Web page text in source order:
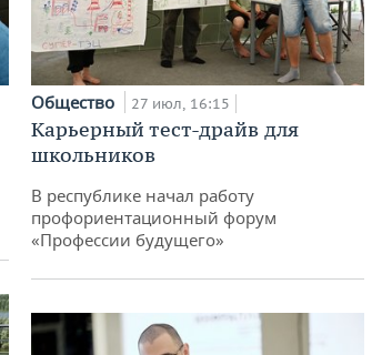
Общество 27 июл, 16:15
Карьерный тест-драйв для
школьников
В республике начал работу
профориентационный форум
«Профессии будущего»